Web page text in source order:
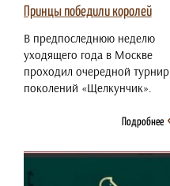
Принцы победили королей
В предпоследнюю неделю
уходящего года в Москве
проходил очередной турнир
поколений «Щелкунчик».
Подробнее